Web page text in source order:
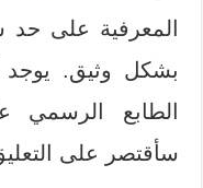
المعرفية على حد
بشكل وثيق. يوجد
الطابع الرسمي
سأقتصر على